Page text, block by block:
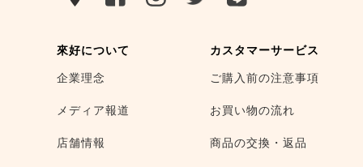
來好について
企業理念
メディア報道
店舗情報
カスタマーサービス
ご購入前の注意事項
お買い物の流れ
商品の交換・返品